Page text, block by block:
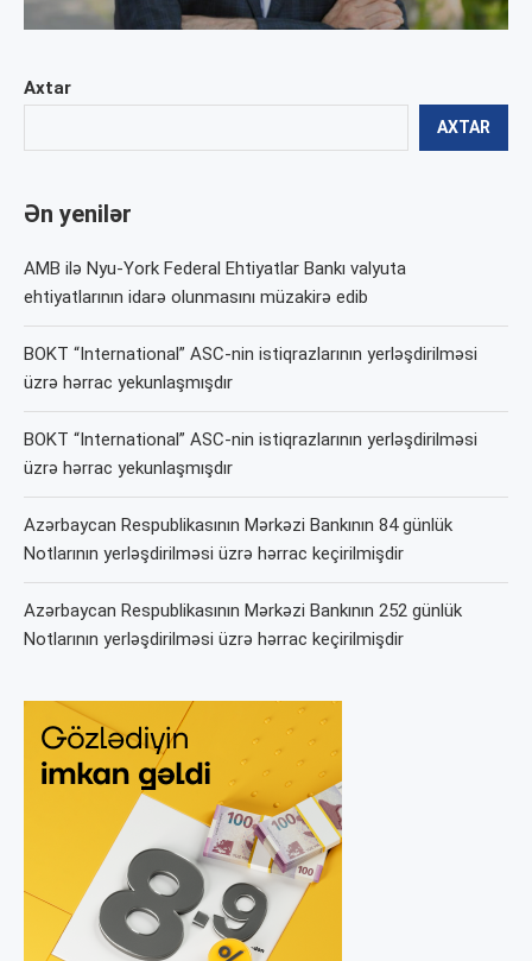
Axtar
AXTAR
Ən yenilər
AMB ilə Nyu-York Federal Ehtiyatlar Bankı valyuta
ehtiyatlarının idarə olunmasını müzakirə edib
BOKT “International” ASC-nin istiqrazlarının yerləşdirilməsi
üzrə hərrac yekunlaşmışdır
BOKT “International” ASC-nin istiqrazlarının yerləşdirilməsi
üzrə hərrac yekunlaşmışdır
Azərbaycan Respublikasının Mərkəzi Bankının 84 günlük
Notlarının yerləşdirilməsi üzrə hərrac keçirilmişdir
Azərbaycan Respublikasının Mərkəzi Bankının 252 günlük
Notlarının yerləşdirilməsi üzrə hərrac keçirilmişdir